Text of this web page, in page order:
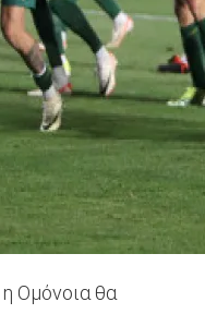
Ομόνοια θα